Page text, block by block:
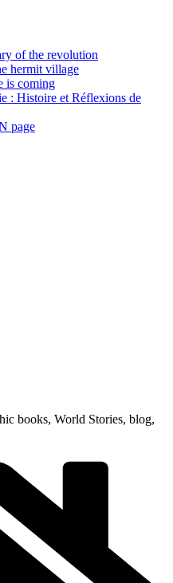
of the revolution
hermit village
is coming
: Histoire et Réflexions de
page
books, World Stories, blog,